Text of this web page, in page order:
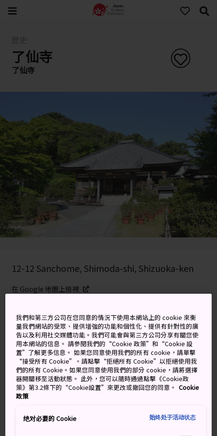
了仙寺
了仙寺
12-12 Sanchome, Shimoda-shi, Shizuoka-ken
在 Google 地圖上檢視
關鍵字 地圖
充滿歷史的寺廟
濱海小城
的港口。下田市
中心的了仙寺，在締造日美外交關係中
佔有關鍵地位。不妨造訪與參觀這些歷史協商的地點。
我們和第三方公司在您同意的情況下使用本網站上的 cookie 來衡
量我們網站的受眾、提供增強的功能和個性化、提供有針對性的廣
告以及利用社交媒體功能。我們可能會與第三方公司分享有關您使
用本網站的信息。 請參閱我們的“Cookie 政策”和“Cookie 設
置”了解更多信息。 如果您同意使用我們的所有 cookie，請單擊
“接受所有 Cookie”。請點擊“拒絕所有 Cookie”以拒絕使用我
們的所有 Cookie。如果您同意使用我們的部分 cookie，請將選擇
器開關移至活動狀態。 此外，您可以隨時通過點擊《Cookie政
策》第3.2條下的“Cookie設置”來更改或撤回您的同意。 Cookie
政策
绝对必要的 Cookie 始终处于活动状态